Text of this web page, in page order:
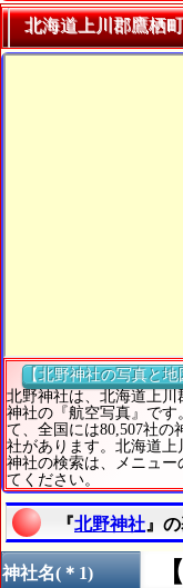
北海道上川郡鷹栖
【北野神社の写真と地
北野神社は、北海道上
神社の『航空写真』です
て、全国には80,507社の
社があります。北海道上
神社の検索は、メニュ
てください。
『北野神社 』
神社名(＊1) 【